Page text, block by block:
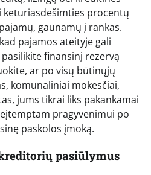
procentų
gaunamų į rankas.
pajamos ateityje gali
finansinį rezervą
ar po visų būtinųjų
komunaliniai mokesčiai,
jums tikrai liks pakankamai
pragyvenimui po
paskolos įmoką.
pasiūlymus